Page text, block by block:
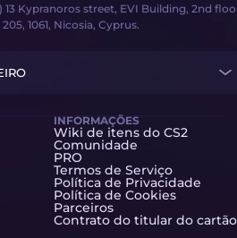
13 Kypranoros street, EVI Building, 2nd
1061, Nicosia, Cyprus.
INFORMAÇÕES
Wiki de itens do CS2
Comunidade
PRO
Termos de Serviço
Política de Privacidade
Política de Cookies
Parceiros
Contrato do titular do cartão